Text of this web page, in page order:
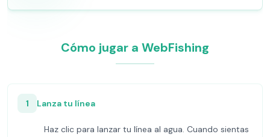
Cómo jugar a WebFishing
1 Lanza tu línea
Haz clic para lanzar tu línea al agua. Cuando sientas